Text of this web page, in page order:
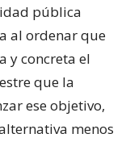
pública
al ordenar que
y concreta el
que la
ese objetivo,
menos